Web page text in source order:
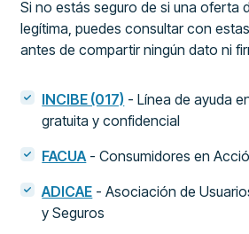
Si no estás seguro de si una oferta
legítima, puedes consultar con
antes de compartir ningún dato ni
INCIBE (017) - Línea de ayuda
gratuita y confidencial
FACUA - Consumidores en
ADICAE - Asociación de
y Seguros